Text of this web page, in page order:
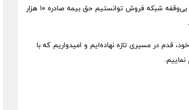
اینک با افتخار اعلام می‌کنیم که در ۹ ماهه امسال با همت همکاران و تلاش بی‌وقفه شبکه فروش توانستیم حق بیمه صادره ۱۰ هزار
قدم در مسیری تازه نهاده‌ایم و امیدواریم که با